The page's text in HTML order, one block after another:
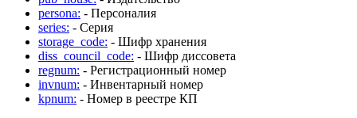
persona: - Персоналия
series: - Серия
storage_code: - Шифр хранения
diss_council_code: - Шифр диссовета
regnum: - Регистрационный номер
invnum: - Инвентарный номер
kpnum: - Номер в реестре КП